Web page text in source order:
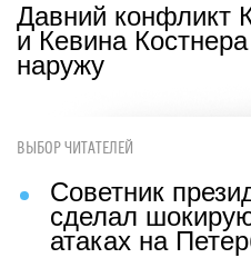
Давний конфликт
и Кевина
наружу
ВЫБОР ЧИТАТЕЛЕЙ
Советник
сделал
атаках на